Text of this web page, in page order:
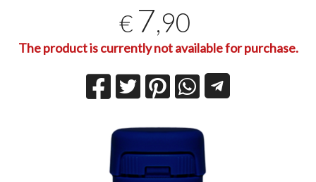
€ 7,90
The product is currently not available for purchase.